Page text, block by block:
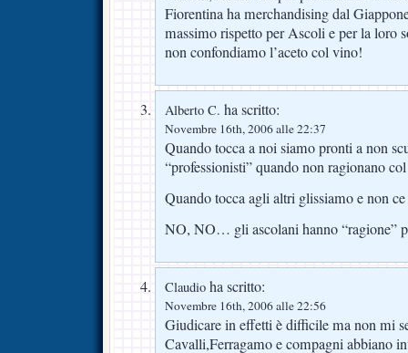
Fiorentina ha merchandising dal
massimo rispetto per Ascoli e per la loro
non confondiamo l’aceto col vino!
Alberto C. ha scritto:
Novembre 16th, 2006 alle 22:37
Quando tocca a noi siamo pronti a non
“professionisti” quando non ragionano
Quando tocca agli altri glissiamo e non
NO, NO… gli ascolani hanno “ragione”
Claudio ha scritto:
Novembre 16th, 2006 alle 22:56
Giudicare in effetti è difficile ma non mi
Cavalli,Ferragamo e compagni abbiano